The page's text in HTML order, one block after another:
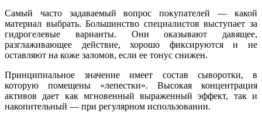
Самый часто задаваемый вопрос покупателей — какой
материал выбрать. Большинство специалистов выступает за
гидрогелевые варианты. Они оказывают давящее,
разглаживающее действие, хорошо фиксируются и не
оставляют на коже заломов, если ее тонус снижен.
Принципиальное значение имеет состав сыворотки, в
которую помещены «лепестки». Высокая концентрация
активов дает как мгновенный выраженный эффект, так и
накопительный — при регулярном использовании.